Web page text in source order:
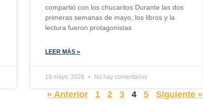
compartió con los chucaritos Durante las dos
primeras semanas de mayo, los libros y la
lectura fueron protagonistas
LEER MÁS »
18 mayo, 2026 No hay comentarios
« Anterior 1 2 3 4 5 Siguiente »